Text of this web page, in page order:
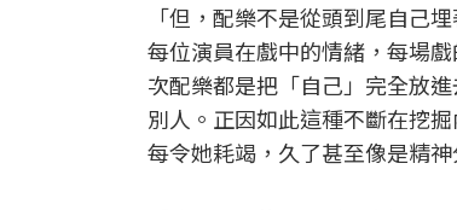
「但，配樂不是從頭到尾自己
每位演員在戲中的情緒，每場
次配樂都是把「自己」完全放
別人。正因如此這種不斷在挖
每令她耗竭，久了甚至像是精神